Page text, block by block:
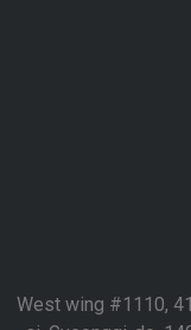
West wing #1110,